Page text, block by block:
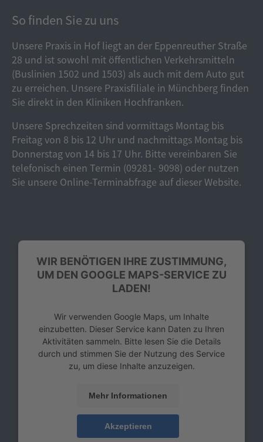
So finden Sie zu uns
Unsere Praxis in Hof liegt an der Eppenreuther Straße
28 und ist sowohl mit öffentlichen Verkehrsmitteln
(Buslinien 1502 und 1503) als auch mit dem Auto gut
zu erreichen. Unsere Praxisfiliale in Münchberg finden
Sie direkt in den Kliniken Hochfranken.
Unsere Sprechzeiten sind vormittags Montag bis
Freitag von 8 bis 12 Uhr und nachmittags Montag bis
Donnerstag von 14 bis 17 Uhr. Bitte vereinbaren Sie
telefonisch einen Termin (09281- 9098) oder nutzen
Sie unsere Online-Terminabfrage auf dieser Website.
WIR BENÖTIGEN IHRE ZUSTIMMUNG,
UM DEN GOOGLE MAPS-SERVICE ZU
LADEN!
Wir verwenden Google Maps, um Inhalte
einzubetten. Dieser Service kann Daten zu Ihren
Aktivitäten sammeln. Bitte lesen Sie die Details
durch und stimmen Sie der Nutzung des Service
zu, um diese Inhalte anzuzeigen.
Mehr Informationen
Akzeptieren